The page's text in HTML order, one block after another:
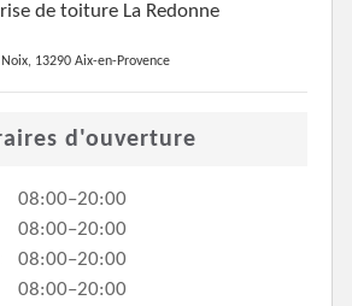
de toiture La Redonne
13290 Aix-en-Provence
d'ouverture
08:00–20:00
08:00–20:00
08:00–20:00
08:00–20:00